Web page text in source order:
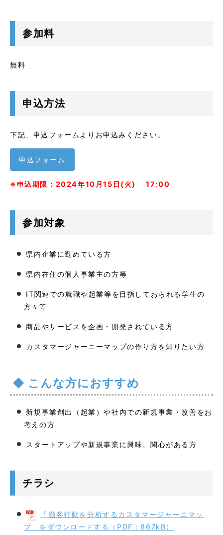
参加料
無料
申込方法
下記、申込フォームよりお申込みください。
申込フォーム
※申込期限：2024年10月15日(火) 17:00
参加対象
県内企業に勤めている方
県内在住の個人事業主の方等
IT関連での就職や起業等を目指しておられる学生の
方々等
商品やサービスを企画・開発されている方
カスタマージャーニーマップの作り方を知りたい方
こんな方におすすめ
新規事業創出（起業）や社内での新規事業・改善をお
考えの方
スタートアップや新規事業に興味、関心がある方
チラシ
「顧客行動を分析するカスタマージャーニマッ
プ」をダウンロードする（PDF：867kB）